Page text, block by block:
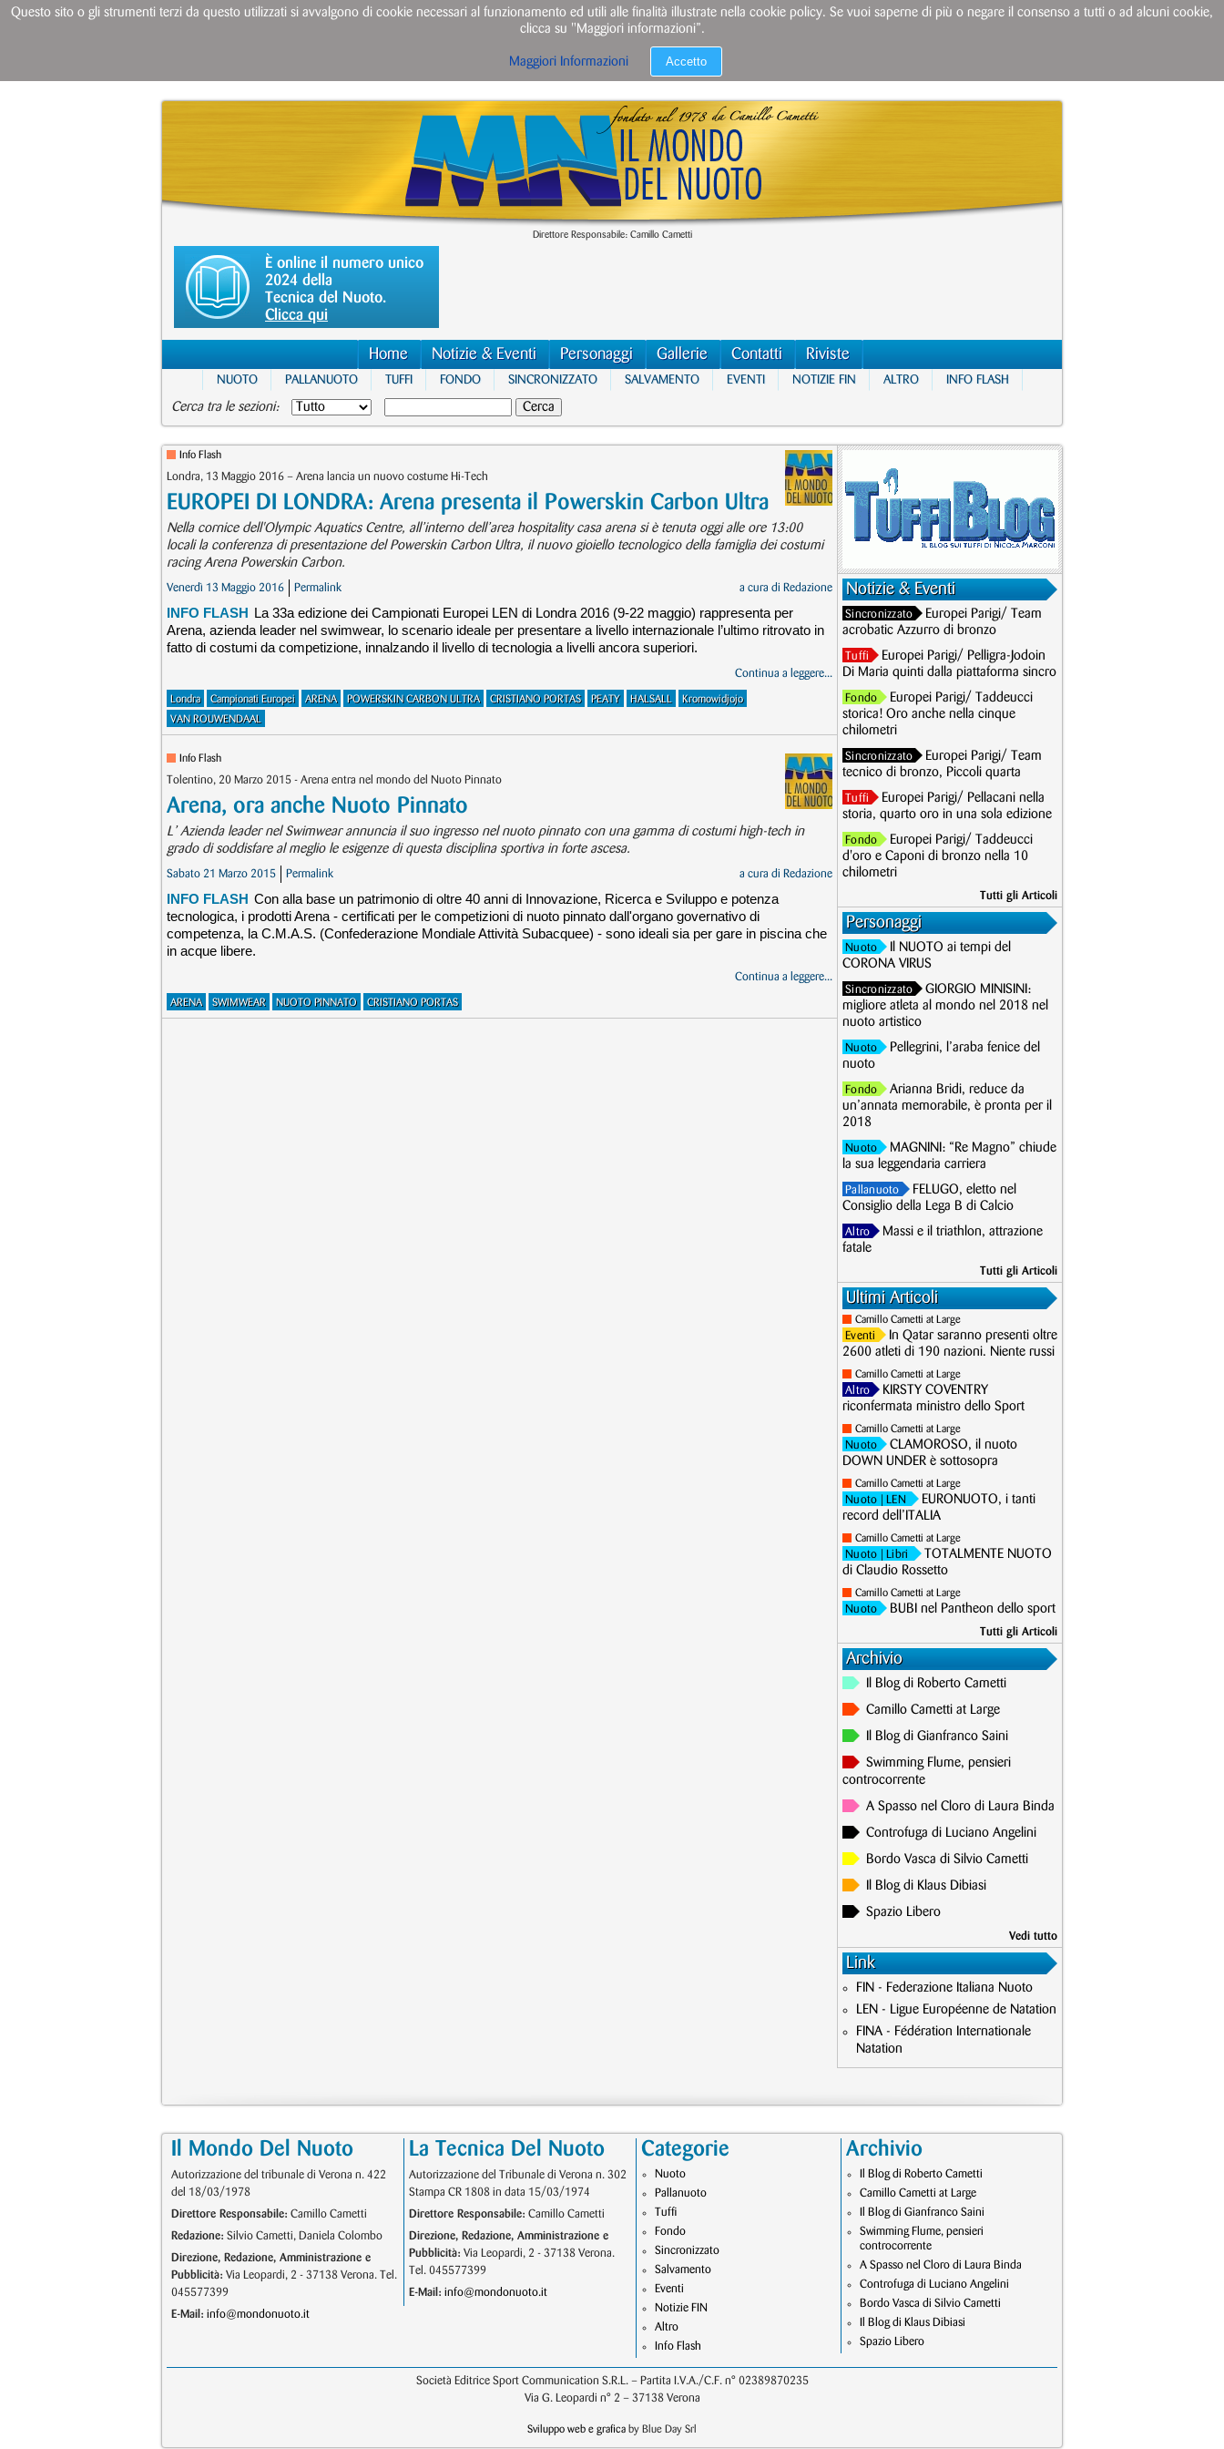
Direttore Responsabile: Camillo Cametti
È online il numero unico
2024 della
Tecnica del Nuoto.
Clicca qui
Home Notizie & Eventi Personaggi Gallerie Contatti Riviste
NUOTO PALLANUOTO TUFFI FONDO SINCRONIZZATO SALVAMENTO EVENTI NOTIZIE FIN ALTRO INFO FLASH
Cerca tra le sezioni:
Info Flash
Londra, 13 Maggio 2016 – Arena lancia un nuovo costume Hi-Tech
EUROPEI DI LONDRA: Arena presenta il Powerskin Carbon Ultra
Nella cornice dell'Olympic Aquatics Centre, all’interno dell’area hospitality casa arena si è tenuta oggi alle ore 13:00
locali la conferenza di presentazione del Powerskin Carbon Ultra, il nuovo gioiello tecnologico della famiglia dei costumi
racing Arena Powerskin Carbon.
Venerdì 13 Maggio 2016 Permalink a cura di Redazione
INFO FLASH La 33a edizione dei Campionati Europei LEN di Londra 2016 (9-22 maggio) rappresenta per
Arena, azienda leader nel swimwear, lo scenario ideale per presentare a livello internazionale l’ultimo ritrovato in
fatto di costumi da competizione, innalzando il livello di tecnologia a livelli ancora superiori.
Continua a leggere...
Londra Campionati Europei ARENA POWERSKIN CARBON ULTRA CRISTIANO PORTAS PEATY HALSALL
Kromowidjojo
VAN ROUWENDAAL
Info Flash
Tolentino, 20 Marzo 2015 - Arena entra nel mondo del Nuoto Pinnato
Arena, ora anche Nuoto Pinnato
L’ Azienda leader nel Swimwear annuncia il suo ingresso nel nuoto pinnato con una gamma di costumi high-tech in
grado di soddisfare al meglio le esigenze di questa disciplina sportiva in forte ascesa.
Sabato 21 Marzo 2015 Permalink a cura di Redazione
INFO FLASH Con alla base un patrimonio di oltre 40 anni di Innovazione, Ricerca e Sviluppo e potenza
tecnologica, i prodotti Arena - certificati per le competizioni di nuoto pinnato dall'organo governativo di
competenza, la C.M.A.S. (Confederazione Mondiale Attività Subacquee) - sono ideali sia per gare in piscina che
in acque libere.
Continua a leggere...
ARENA SWIMWEAR NUOTO PINNATO CRISTIANO PORTAS
Notizie & Eventi
Sincronizzato
Europei Parigi/ Team
acrobatic Azzurro di bronzo
Tuffi
Europei Parigi/ Pelligra-Jodoin
Di Maria quinti dalla piattaforma sincro
Fondo
Europei Parigi/ Taddeucci
storica! Oro anche nella cinque
chilometri
Sincronizzato
Europei Parigi/ Team
tecnico di bronzo, Piccoli quarta
Tuffi
Europei Parigi/ Pellacani nella
storia, quarto oro in una sola edizione
Fondo
Europei Parigi/ Taddeucci
d'oro e Caponi di bronzo nella 10
chilometri
Tutti gli Articoli
Personaggi
Nuoto
Il NUOTO ai tempi del
CORONA VIRUS
Sincronizzato
GIORGIO MINISINI:
migliore atleta al mondo nel 2018 nel
nuoto artistico
Nuoto
Pellegrini, l’araba fenice del
nuoto
Fondo
Arianna Bridi, reduce da
un’annata memorabile, è pronta per il
2018
Nuoto
MAGNINI: “Re Magno” chiude
la sua leggendaria carriera
Pallanuoto
FELUGO, eletto nel
Consiglio della Lega B di Calcio
Altro
Massi e il triathlon, attrazione
fatale
Tutti gli Articoli
Ultimi Articoli
Camillo Cametti at Large
Eventi
In Qatar saranno presenti oltre
2600 atleti di 190 nazioni. Niente russi
Camillo Cametti at Large
Altro
KIRSTY COVENTRY
riconfermata ministro dello Sport
Camillo Cametti at Large
Nuoto
CLAMOROSO, il nuoto
DOWN UNDER è sottosopra
Camillo Cametti at Large
Nuoto | LEN
EURONUOTO, i tanti
record dell’ITALIA
Camillo Cametti at Large
Nuoto | Libri
TOTALMENTE NUOTO
di Claudio Rossetto
Camillo Cametti at Large
Nuoto BUBI nel Pantheon dello sport
Tutti gli Articoli
Archivio
Il Blog di Roberto Cametti
Camillo Cametti at Large
Il Blog di Gianfranco Saini
Swimming Flume, pensieri
controcorrente
A Spasso nel Cloro di Laura Binda
Controfuga di Luciano Angelini
Bordo Vasca di Silvio Cametti
Il Blog di Klaus Dibiasi
Spazio Libero
Vedi tutto
Link
FIN - Federazione Italiana Nuoto
LEN - Ligue Européenne de Natation
FINA - Fédération Internationale
Natation
Il Mondo Del Nuoto
Autorizzazione del tribunale di Verona n. 422
del 18/03/1978
Direttore Responsabile: Camillo Cametti
Redazione: Silvio Cametti, Daniela Colombo
Direzione, Redazione, Amministrazione e
Pubblicità: Via Leopardi, 2 - 37138 Verona. Tel.
045577399
E-Mail: info@mondonuoto.it
La Tecnica Del Nuoto
Autorizzazione del Tribunale di Verona n. 302
Stampa CR 1808 in data 15/03/1974
Direttore Responsabile: Camillo Cametti
Direzione, Redazione, Amministrazione e
Pubblicità: Via Leopardi, 2 - 37138 Verona.
Tel. 045577399
E-Mail: info@mondonuoto.it
Categorie
Nuoto
Pallanuoto
Tuffi
Fondo
Sincronizzato
Salvamento
Eventi
Notizie FIN
Altro
Info Flash
Archivio
Il Blog di Roberto Cametti
Camillo Cametti at Large
Il Blog di Gianfranco Saini
Swimming Flume, pensieri
controcorrente
A Spasso nel Cloro di Laura Binda
Controfuga di Luciano Angelini
Bordo Vasca di Silvio Cametti
Il Blog di Klaus Dibiasi
Spazio Libero
Società Editrice Sport Communication S.R.L. – Partita I.V.A./C.F. n° 02389870235
Via G. Leopardi n° 2 – 37138 Verona
Sviluppo web e grafica by Blue Day Srl
Questo sito o gli strumenti terzi da questo utilizzati si avvalgono di cookie necessari al funzionamento ed utili alle finalità illustrate nella cookie policy. Se vuoi saperne di più o negare il consenso a tutti o ad alcuni cookie,
clicca su "Maggiori informazioni”.
Maggiori Informazioni Accetto